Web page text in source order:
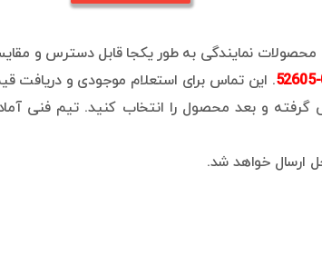
محصولات نمایندگی به طور یکجا قابل دسترس و
. این تماس برای استعلام موجودی و
و بعد محصول را انتخاب کنید. تیم فنی
ارسال خواهد شد.